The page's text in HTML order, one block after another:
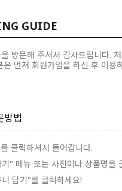
GUIDE
방문해 주셔서 감사드립니다.
은 먼저 회원가입을 하신 후 이용
방법
클릭하셔서 들어갑니다.
" 메뉴 또는 사진이나 상품명을
담기"를 클릭하세요!